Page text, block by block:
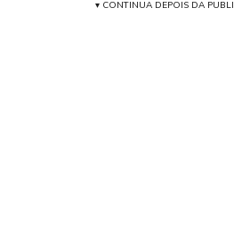
▾ CONTINUA DEPOIS DA